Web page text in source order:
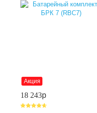
Акция
18 243p